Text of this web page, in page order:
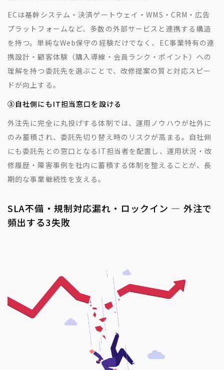
ECは基幹システム・決済ゲートウェイ・WMS・CRM・広告
プラットフォームなど、多数の外部サービスと連携する構造
を持つ。単純なWeb保守の経験だけでなく、EC事業特有の連
携設計・顧客体験（購入導線・会員ランク・ポイント）への
理解を持つ委託先を選ぶことで、改修提案の質と対応スピー
ドが向上する。
③自社側にもIT担当窓口を設ける
外注先に完全に丸投げする体制では、運用ノウハウが社外に
のみ蓄積され、委託先切り替え時のリスクが高まる。自社側
にも委託先との窓口となるIT担当者を配置し、運用状況・改
修履歴・障害事例を社内に蓄積する体制を整えることが、長
期的な事業継続性を支える。
SLA不備・規制対応漏れ・ロックイン — 外注で
頻出する3失敗